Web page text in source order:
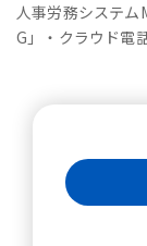
人事労務システム
G」・クラウド電